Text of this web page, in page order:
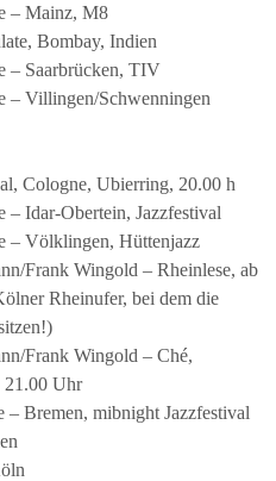
– Mainz, M8
Bombay, Indien
– Saarbrücken, TIV
– Villingen/Schwenningen
Cologne, Ubierring, 20.00 h
– Idar-Obertein, Jazzfestival
– Völklingen, Hüttenjazz
Frank Wingold – Rheinlese, ab
Rheinufer, bei dem die
Frank Wingold – Ché,
21.00 Uhr
– Bremen, mibnight Jazzfestival